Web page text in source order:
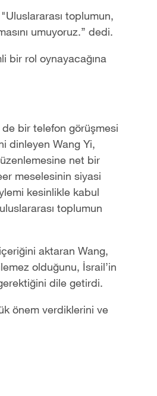
toplumun,
umuyoruz.’’ dedi.
bir rol oynayacağına‌
de bir telefon görüşmesi
dinleyen Wang Yi,
net bir
meselesinin siyasi
‌kesinlikle kabul
toplumun
aktaran Wang,
olduğunu,‌ İsrail’in
dile getirdi.
önem verdiklerini ve